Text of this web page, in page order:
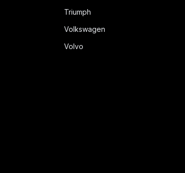
Triumph
Volkswagen
Volvo